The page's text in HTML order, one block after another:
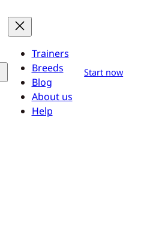
Trainers
Breeds
Blog
About us
Help
Start now